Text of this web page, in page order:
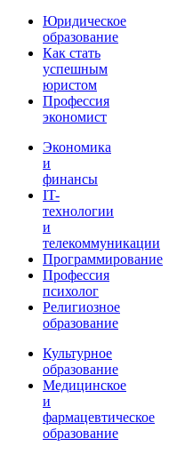
Юридическое
образование
Как стать
успешным
юристом
Профессия
экономист
Экономика
и
финансы
IT-
технологии
и
телекоммуникации
Программирование
Профессия
психолог
Религиозное
образование
Культурное
образование
Медицинское
и
фармацевтическое
образование